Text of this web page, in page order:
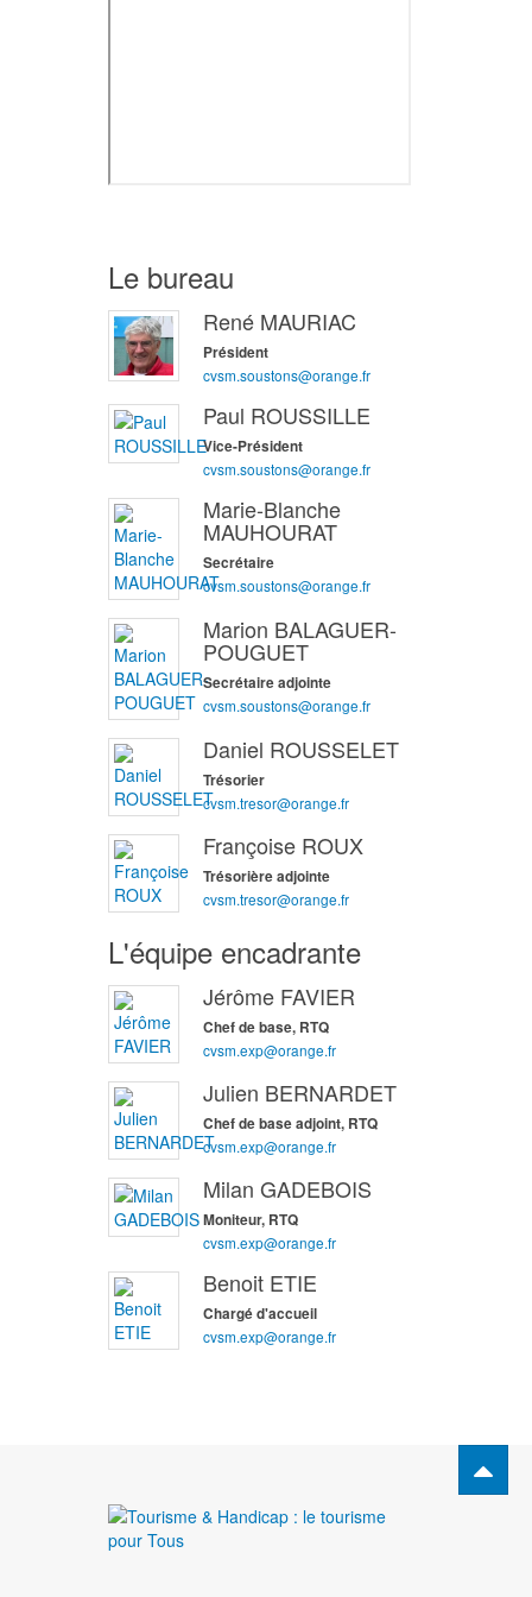
Le bureau
René MAURIAC
Président
cvsm.soustons@orange.fr
Paul ROUSSILLE
Vice-Président
cvsm.soustons@orange.fr
Marie-Blanche
MAUHOURAT
Secrétaire
cvsm.soustons@orange.fr
Marion BALAGUER-
POUGUET
Secrétaire adjointe
cvsm.soustons@orange.fr
Daniel ROUSSELET
Trésorier
cvsm.tresor@orange.fr
Françoise ROUX
Trésorière adjointe
cvsm.tresor@orange.fr
L'équipe encadrante
Jérôme FAVIER
Chef de base, RTQ
cvsm.exp@orange.fr
Julien BERNARDET
Chef de base adjoint, RTQ
cvsm.exp@orange.fr
Milan GADEBOIS
Moniteur, RTQ
cvsm.exp@orange.fr
Benoit ETIE
Chargé d'accueil
cvsm.exp@orange.fr